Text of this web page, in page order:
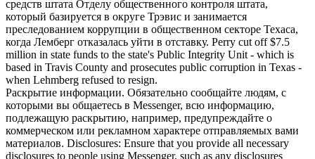
средств штата Отделу общественного контроля штата,
который базируется в округе Трэвис и занимается
преследованием коррупции в общественном секторе Техаса,
когда Лемберг отказалась уйти в отставку. Perry cut off $7.5
million in state funds to the state's Public Integrity Unit - which is
based in Travis County and prosecutes public corruption in Texas -
when Lehmberg refused to resign.
Раскрытие информации. Обязательно сообщайте людям, с
которыми вы общаетесь в Messenger, всю информацию,
подлежащую раскрытию, например, предупреждайте о
коммерческом или рекламном характере отправляемых вами
материалов. Disclosures: Ensure that you provide all necessary
disclosures to people using Messenger, such as any disclosures